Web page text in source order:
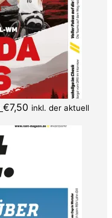
€7,50 inkl. der aktuell